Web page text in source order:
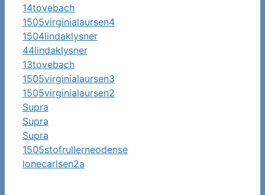
14tovebach
1505virginialaursen4
1504lindaklysner
44lindaklysner
13tovebach
1505virginialaursen3
1505virginialaursen2
Supra
Supra
Supra
1505stofrullerneodense
lonecarlsen2a